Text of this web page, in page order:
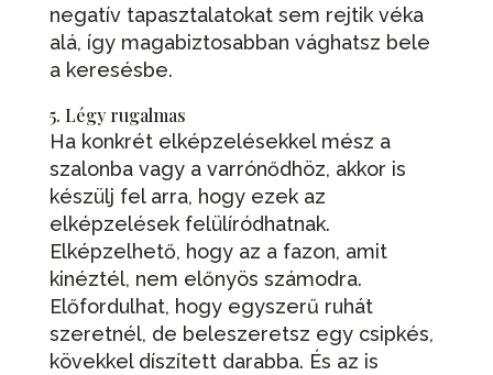
negatív tapasztalatokat sem rejtik véka
alá, így magabiztosabban vághatsz bele
a keresésbe.
5. Légy rugalmas
Ha konkrét elképzelésekkel mész a
szalonba vagy a varrónődhöz, akkor is
készülj fel arra, hogy ezek az
elképzelések felülíródhatnak.
Elképzelhető, hogy az a fazon, amit
kinéztél, nem előnyös számodra.
Előfordulhat, hogy egyszerű ruhát
szeretnél, de beleszeretsz egy csipkés,
kövekkel díszített darabba. És az is